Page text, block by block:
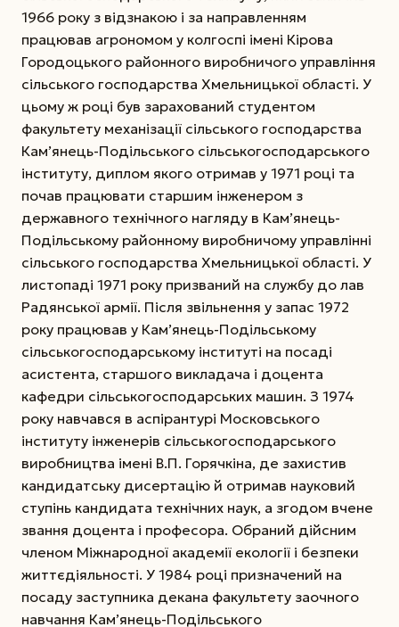
1966 року з відзнакою і за направленням
працював агрономом у колгоспі імені Кірова
Городоцького районного виробничого управління
сільського господарства Хмельницької області. У
цьому ж році був зарахований студентом
факультету механізації сільського господарства
Кам’янець-Подільського сільськогосподарського
інституту, диплом якого отримав у 1971 році та
почав працювати старшим інженером з
державного технічного нагляду в Кам’янець-
Подільському районному виробничому управлінні
сільського господарства Хмельницької області. У
листопаді 1971 року призваний на службу до лав
Радянської армії. Після звільнення у запас 1972
року працював у Кам’янець-Подільському
сільськогосподарському інституті на посаді
асистента, старшого викладача і доцента
кафедри сільськогосподарських машин. З 1974
року навчався в аспірантурі Московського
інституту інженерів сільськогосподарського
виробництва імені В.П. Горячкіна, де захистив
кандидатську дисертацію й отримав науковий
ступінь кандидата технічних наук, а згодом вчене
звання доцента і професора. Обраний дійсним
членом Міжнародної академії екології і безпеки
життєдіяльності. У 1984 році призначений на
посаду заступника декана факультету заочного
навчання Кам’янець-Подільського